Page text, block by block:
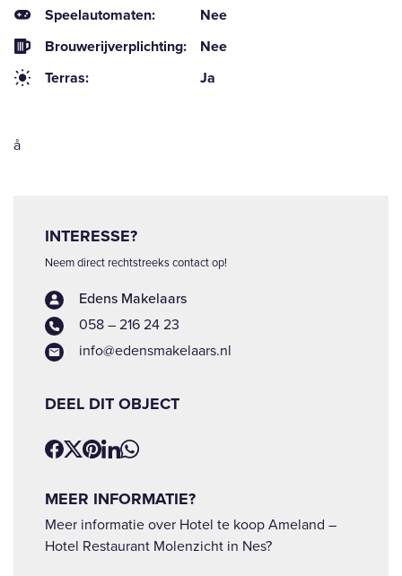
Speelautomaten:
Nee
Brouwerijverplichting:
Nee
Terras:
Ja
å
INTERESSE?
Neem direct rechtstreeks contact op!
Edens Makelaars
058 – 216 24 23
info@edensmakelaars.nl
DEEL DIT OBJECT
MEER INFORMATIE?
Meer informatie over Hotel te koop Ameland –
Hotel Restaurant Molenzicht in Nes?